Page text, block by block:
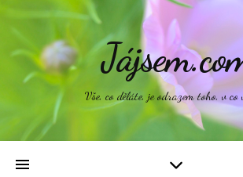
Vše, co děláte, je odrazem toho, v co